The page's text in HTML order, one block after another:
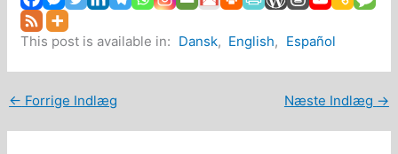
This post is available in: Dansk English Español
← Forrige Indlæg Næste Indlæg →